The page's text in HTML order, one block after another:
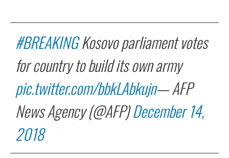
#BREAKINGKosovo parliament votes
for country to build its own army
pic.twitter.com/bbkLAbkujn— AFP
News Agency (@AFP)December 14,
2018